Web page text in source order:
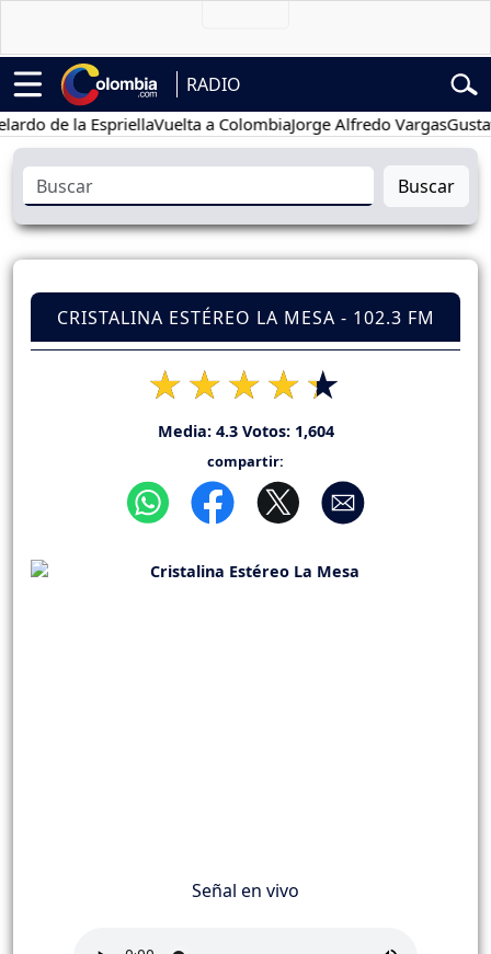
RADIO
la EspriellaVuelta a ColombiaJorge Alfredo VargasGustavo
Buscar
CRISTALINA ESTÉREO LA MESA - 102.3 FM
Media: 4.3Votos: 1,604
compartir:
Señal en vivo